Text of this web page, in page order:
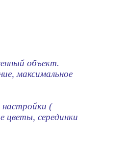
объект.
максимальное
настройки (
цветы, серединки